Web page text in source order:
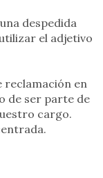
despedida
el adjetivo
reclamación en
de ser parte de
cargo.